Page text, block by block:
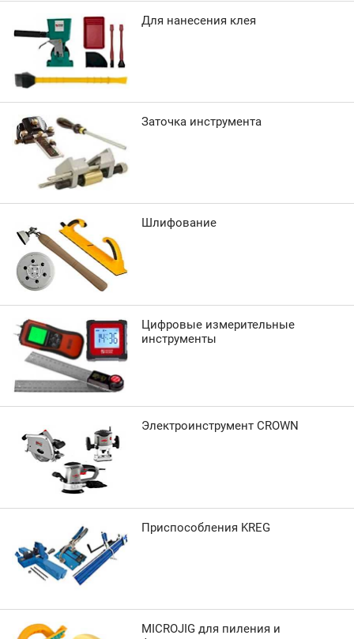
Для нанесения клея
Заточка инструмента
Шлифование
Цифровые измерительные
инструменты
Электроинструмент CROWN
Приспособления KREG
MICROJIG для пиления и